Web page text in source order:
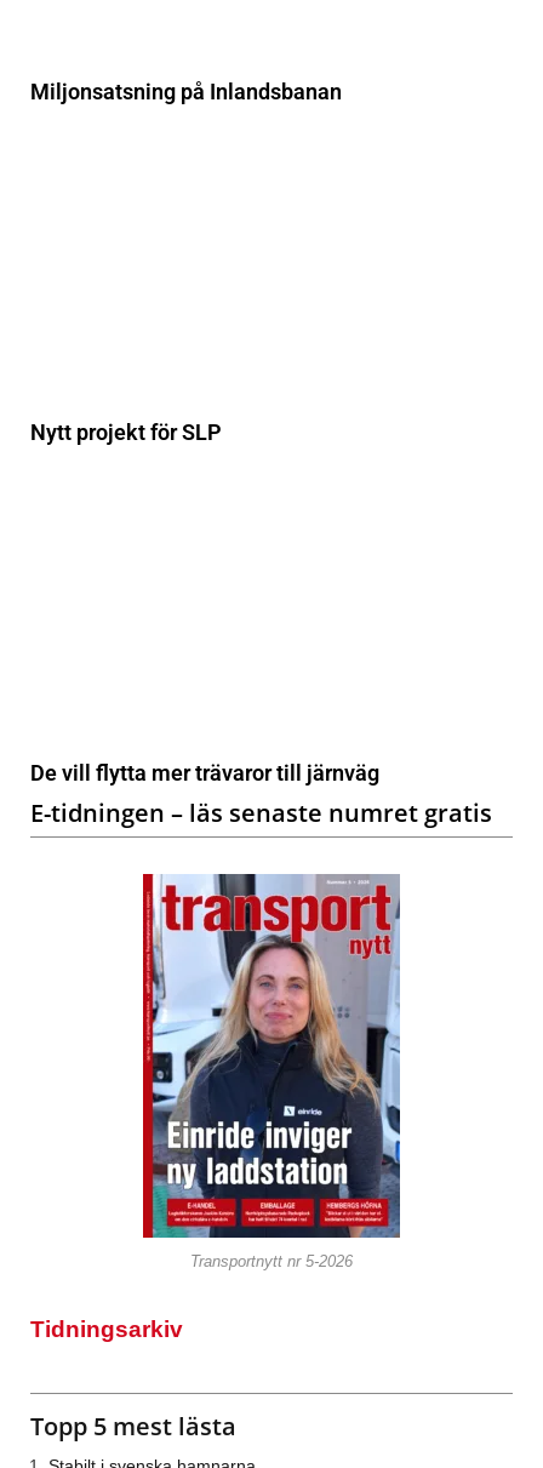
Miljonsatsning på Inlandsbanan
Nytt projekt för SLP
De vill flytta mer trävaror till järnväg
E-tidningen – läs senaste numret gratis
Transportnytt nr 5-2026
Tidningsarkiv
Topp 5 mest lästa